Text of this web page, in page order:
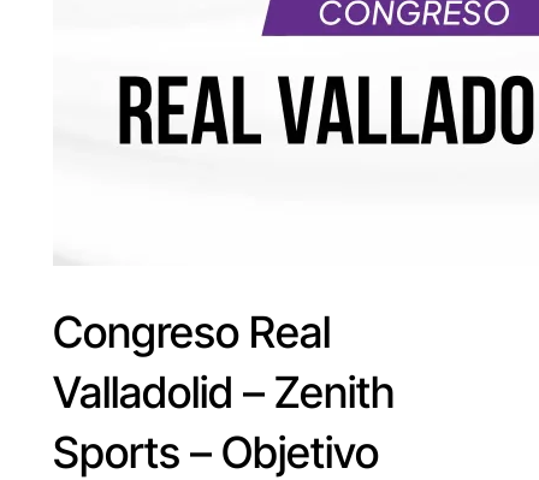
Congreso Real
Valladolid – Zenith
Sports – Objetivo